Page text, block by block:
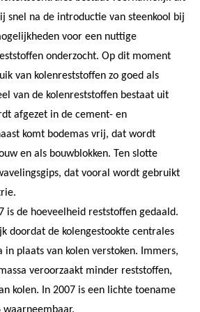
snel na de introductie van steenkool bij
voor een nuttige
onderzocht. Op dit moment
van kolenreststoffen zo goed als
van de kolenreststoffen bestaat uit
afgezet in de cement- en
komt bodemas vrij, dat wordt
en als bouwblokken. Ten slotte
dat vooral wordt gebruikt
is de hoeveelheid reststoffen gedaald.
doordat de kolengestookte centrales
in plaats van kolen verstoken. Immers,
veroorzaakt minder reststoffen,
kolen. In 2007 is een lichte toename